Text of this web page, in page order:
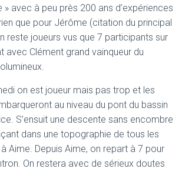
» avec à peu près 200 ans d’expériences
que pour Jérôme (citation du principal
reste joueurs vus que 7 participants sur
avec Clément grand vainqueur du
on est joueur mais pas trop et les
au niveau du pont du bassin
S’ensuit une descente sans encombre
dans une topographie de tous les
Aime. Depuis Aime, on repart à 7 pour
On restera avec de sérieux doutes